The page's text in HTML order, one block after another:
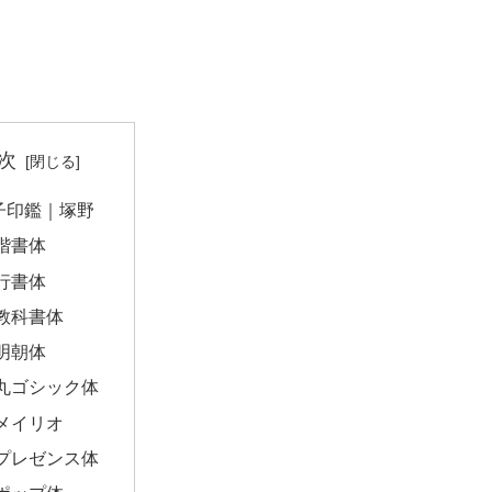
印鑑｜塚野
書体
書体
科書体
朝体
ゴシック体
イリオ
レゼンス体